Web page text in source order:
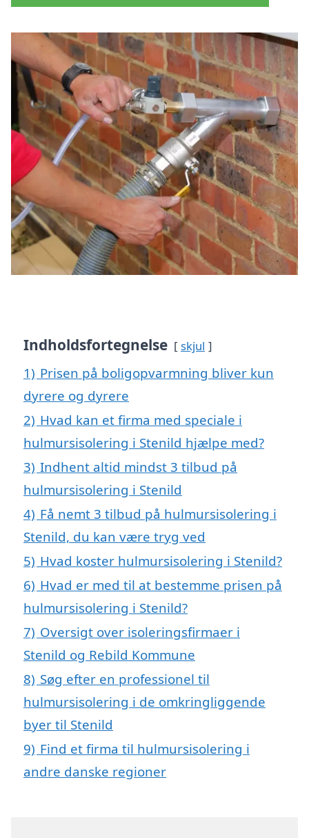
Indholdsfortegnelse skjul
1) Prisen på boligopvarmning bliver kun
dyrere og dyrere
2) Hvad kan et firma med speciale i
hulmursisolering i Stenild hjælpe med?
3) Indhent altid mindst 3 tilbud på
hulmursisolering i Stenild
4) Få nemt 3 tilbud på hulmursisolering i
Stenild, du kan være tryg ved
5) Hvad koster hulmursisolering i Stenild?
6) Hvad er med til at bestemme prisen på
hulmursisolering i Stenild?
7) Oversigt over isoleringsfirmaer i
Stenild og Rebild Kommune
8) Søg efter en professionel til
hulmursisolering i de omkringliggende
byer til Stenild
9) Find et firma til hulmursisolering i
andre danske regioner